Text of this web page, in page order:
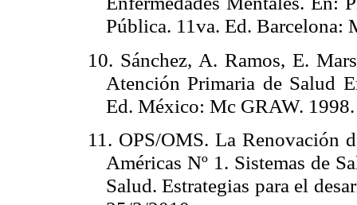
Pública. 11va. Ed. Barcelona:
10. Sánchez, A. Ramos, E.
Atención Primaria de Salud
Ed. México: Mc GRAW.
11. OPS/OMS. La Renovación
Américas Nº 1. Sistemas de
Salud. Estrategias para el